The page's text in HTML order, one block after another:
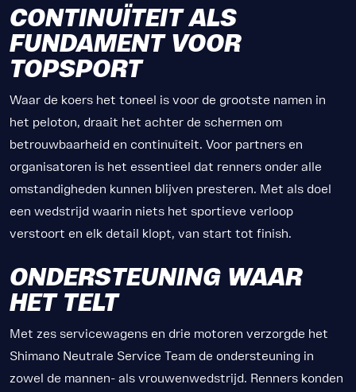
CONTINUÏTEIT ALS
FUNDAMENT VOOR
TOPSPORT
Waar de koers het toneel is voor de grootste namen in
het peloton, draait het achter de schermen om
betrouwbaarheid en continuïteit. Voor partners en
organisatoren is het essentieel dat renners onder alle
omstandigheden kunnen blijven presteren. Met als doel
een wedstrijd waarin niets het sportieve verloop
verstoort en elk detail klopt, van start tot finish.
ONDERSTEUNING WAAR
HET TELT
Met zes servicewagens en drie motoren verzorgde het
Shimano Neutrale Service Team de ondersteuning in
zowel de mannen- als vrouwenwedstrijd. Renners konden